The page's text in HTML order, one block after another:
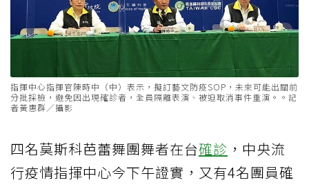
指揮中心指揮官陳時中（中）表示，擬訂藝文防疫SOP，未來可能出關前
分批採檢，避免因出現確診者，全員隔離表演、被迫取消事件重演。。記
者黃惠群／攝影
四名莫斯科芭蕾舞團舞者在台確診 ，中央流
行疫情指揮中心今下午證實，又有4名團員確